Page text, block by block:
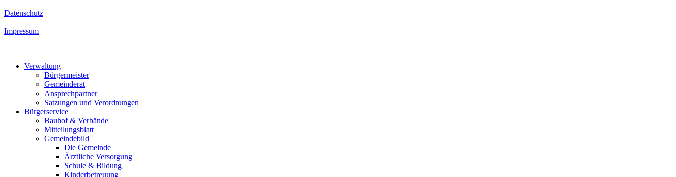
Datenschutz
Impressum
Verwaltung
Bürgermeister
Gemeinderat
Ansprechpartner
Satzungen und Verordnungen
Bürgerservice
Bauhof & Verbände
Mitteilungsblatt
Gemeindebild
Die Gemeinde
Ärztliche Versorgung
Schule & Bildung
Kinderbetreuung